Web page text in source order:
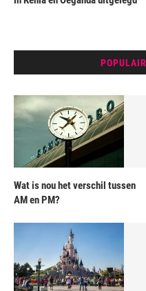
Wat is nou het verschil tussen
AM en PM?